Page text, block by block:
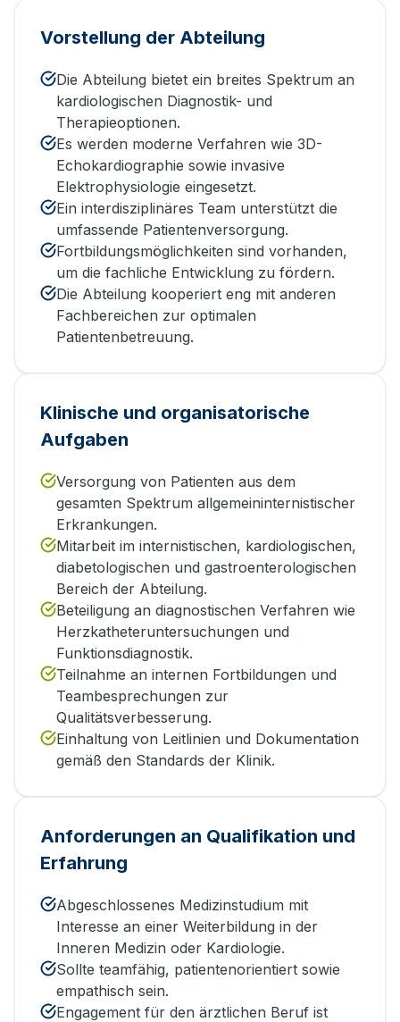
Vorstellung der Abteilung
Die Abteilung bietet ein breites Spektrum an
kardiologischen Diagnostik- und
Therapieoptionen.
Es werden moderne Verfahren wie 3D-
Echokardiographie sowie invasive
Elektrophysiologie eingesetzt.
Ein interdisziplinäres Team unterstützt die
umfassende Patientenversorgung.
Fortbildungsmöglichkeiten sind vorhanden,
um die fachliche Entwicklung zu fördern.
Die Abteilung kooperiert eng mit anderen
Fachbereichen zur optimalen
Patientenbetreuung.
Klinische und organisatorische
Aufgaben
Versorgung von Patienten aus dem
gesamten Spektrum allgemeininternistischer
Erkrankungen.
Mitarbeit im internistischen, kardiologischen,
diabetologischen und gastroenterologischen
Bereich der Abteilung.
Beteiligung an diagnostischen Verfahren wie
Herzkatheteruntersuchungen und
Funktionsdiagnostik.
Teilnahme an internen Fortbildungen und
Teambesprechungen zur
Qualitätsverbesserung.
Einhaltung von Leitlinien und Dokumentation
gemäß den Standards der Klinik.
Anforderungen an Qualifikation und
Erfahrung
Abgeschlossenes Medizinstudium mit
Interesse an einer Weiterbildung in der
Inneren Medizin oder Kardiologie.
Sollte teamfähig, patientenorientiert sowie
empathisch sein.
Engagement für den ärztlichen Beruf ist